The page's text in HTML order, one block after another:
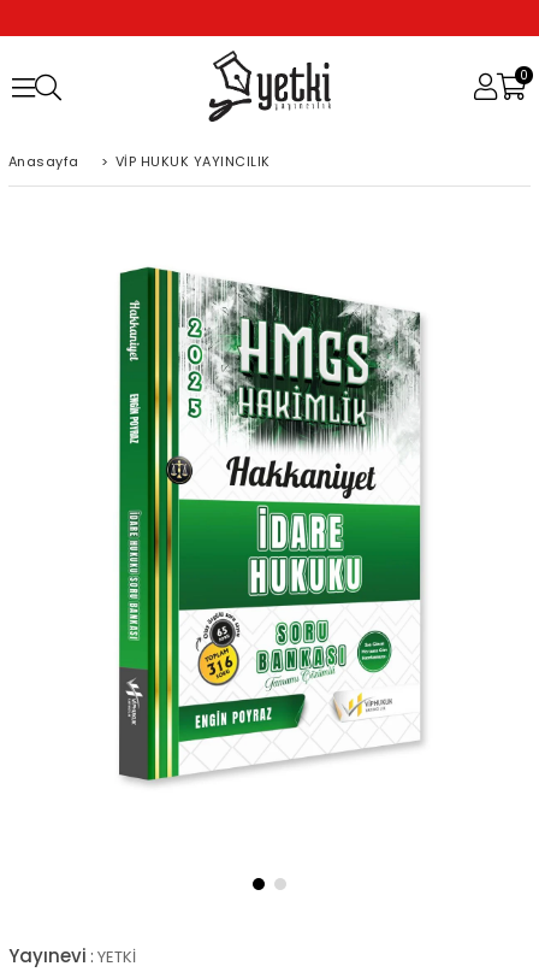
0
Anasayfa > VİP HUKUK YAYINCILIK
Yayınevi : YETKİ